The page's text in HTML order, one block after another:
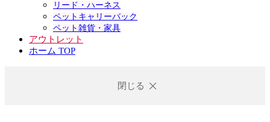
リード・ハーネス
ペットキャリーバック
ペット雑貨・家具
アウトレット
ホーム TOP
閉じる